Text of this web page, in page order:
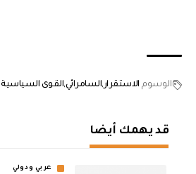
الوسوم الاستقرارالسامرائيالقوى السياسية
قد يهمك أيضا
عربي ودولي